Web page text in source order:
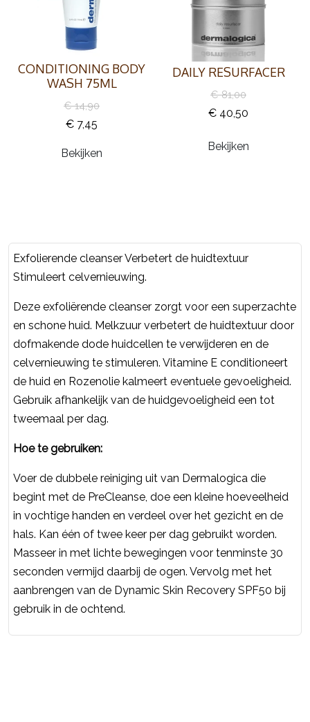
CONDITIONING BODY
WASH 75ML
€ 14,90
€ 7,45
Bekijken
DAILY RESURFACER
€ 81,00
€ 40,50
Bekijken
Exfolierende cleanser Verbetert de huidtextuur
Stimuleert celvernieuwing.
Deze exfoliërende cleanser zorgt voor een superzachte
en schone huid. Melkzuur verbetert de huidtextuur door
dofmakende dode huidcellen te verwijderen en de
celvernieuwing te stimuleren. Vitamine E conditioneert
de huid en Rozenolie kalmeert eventuele gevoeligheid.
Gebruik afhankelijk van de huidgevoeligheid een tot
tweemaal per dag.
Hoe te gebruiken:
Voer de dubbele reiniging uit van Dermalogica die
begint met de PreCleanse, doe een kleine hoeveelheid
in vochtige handen en verdeel over het gezicht en de
hals. Kan één of twee keer per dag gebruikt worden.
Masseer in met lichte bewegingen voor tenminste 30
seconden vermijd daarbij de ogen. Vervolg met het
aanbrengen van de Dynamic Skin Recovery SPF50 bij
gebruik in de ochtend.